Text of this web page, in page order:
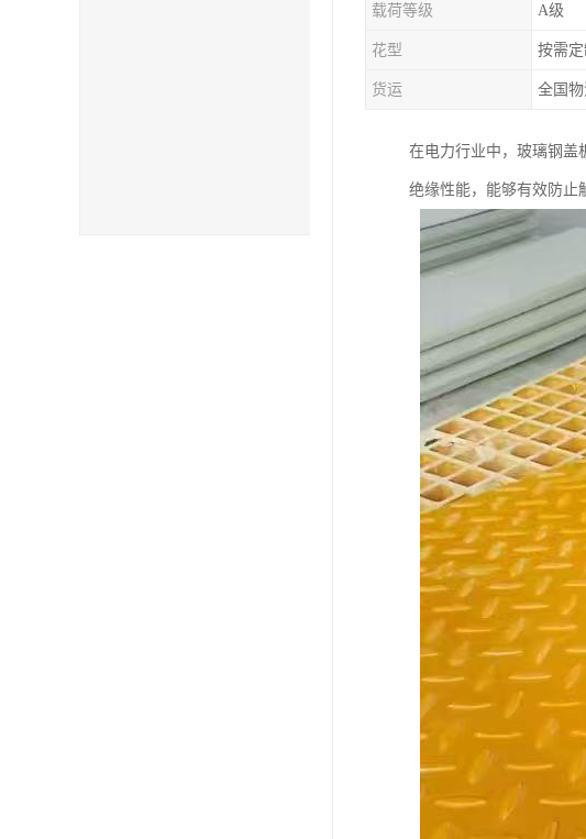
载荷等级 A级
花型 按需定
货运 全国
在电力行业中，玻璃钢盖
绝缘性能，能够有效防止